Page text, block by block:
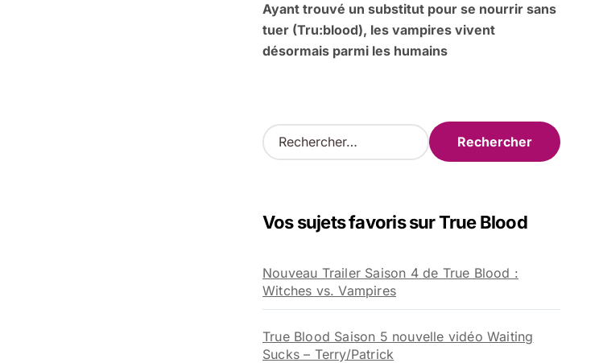
Ayant trouvé un substitut pour se nourrir sans
tuer (Tru:blood), les vampires vivent
désormais parmi les humains
R
e
r
e
r
Vos sujets favoris sur True Blood
Nouveau Trailer Saison 4 de True Blood :
Witches vs. Vampires
True Blood Saison 5 nouvelle vidéo Waiting
Sucks – Terry/Patrick